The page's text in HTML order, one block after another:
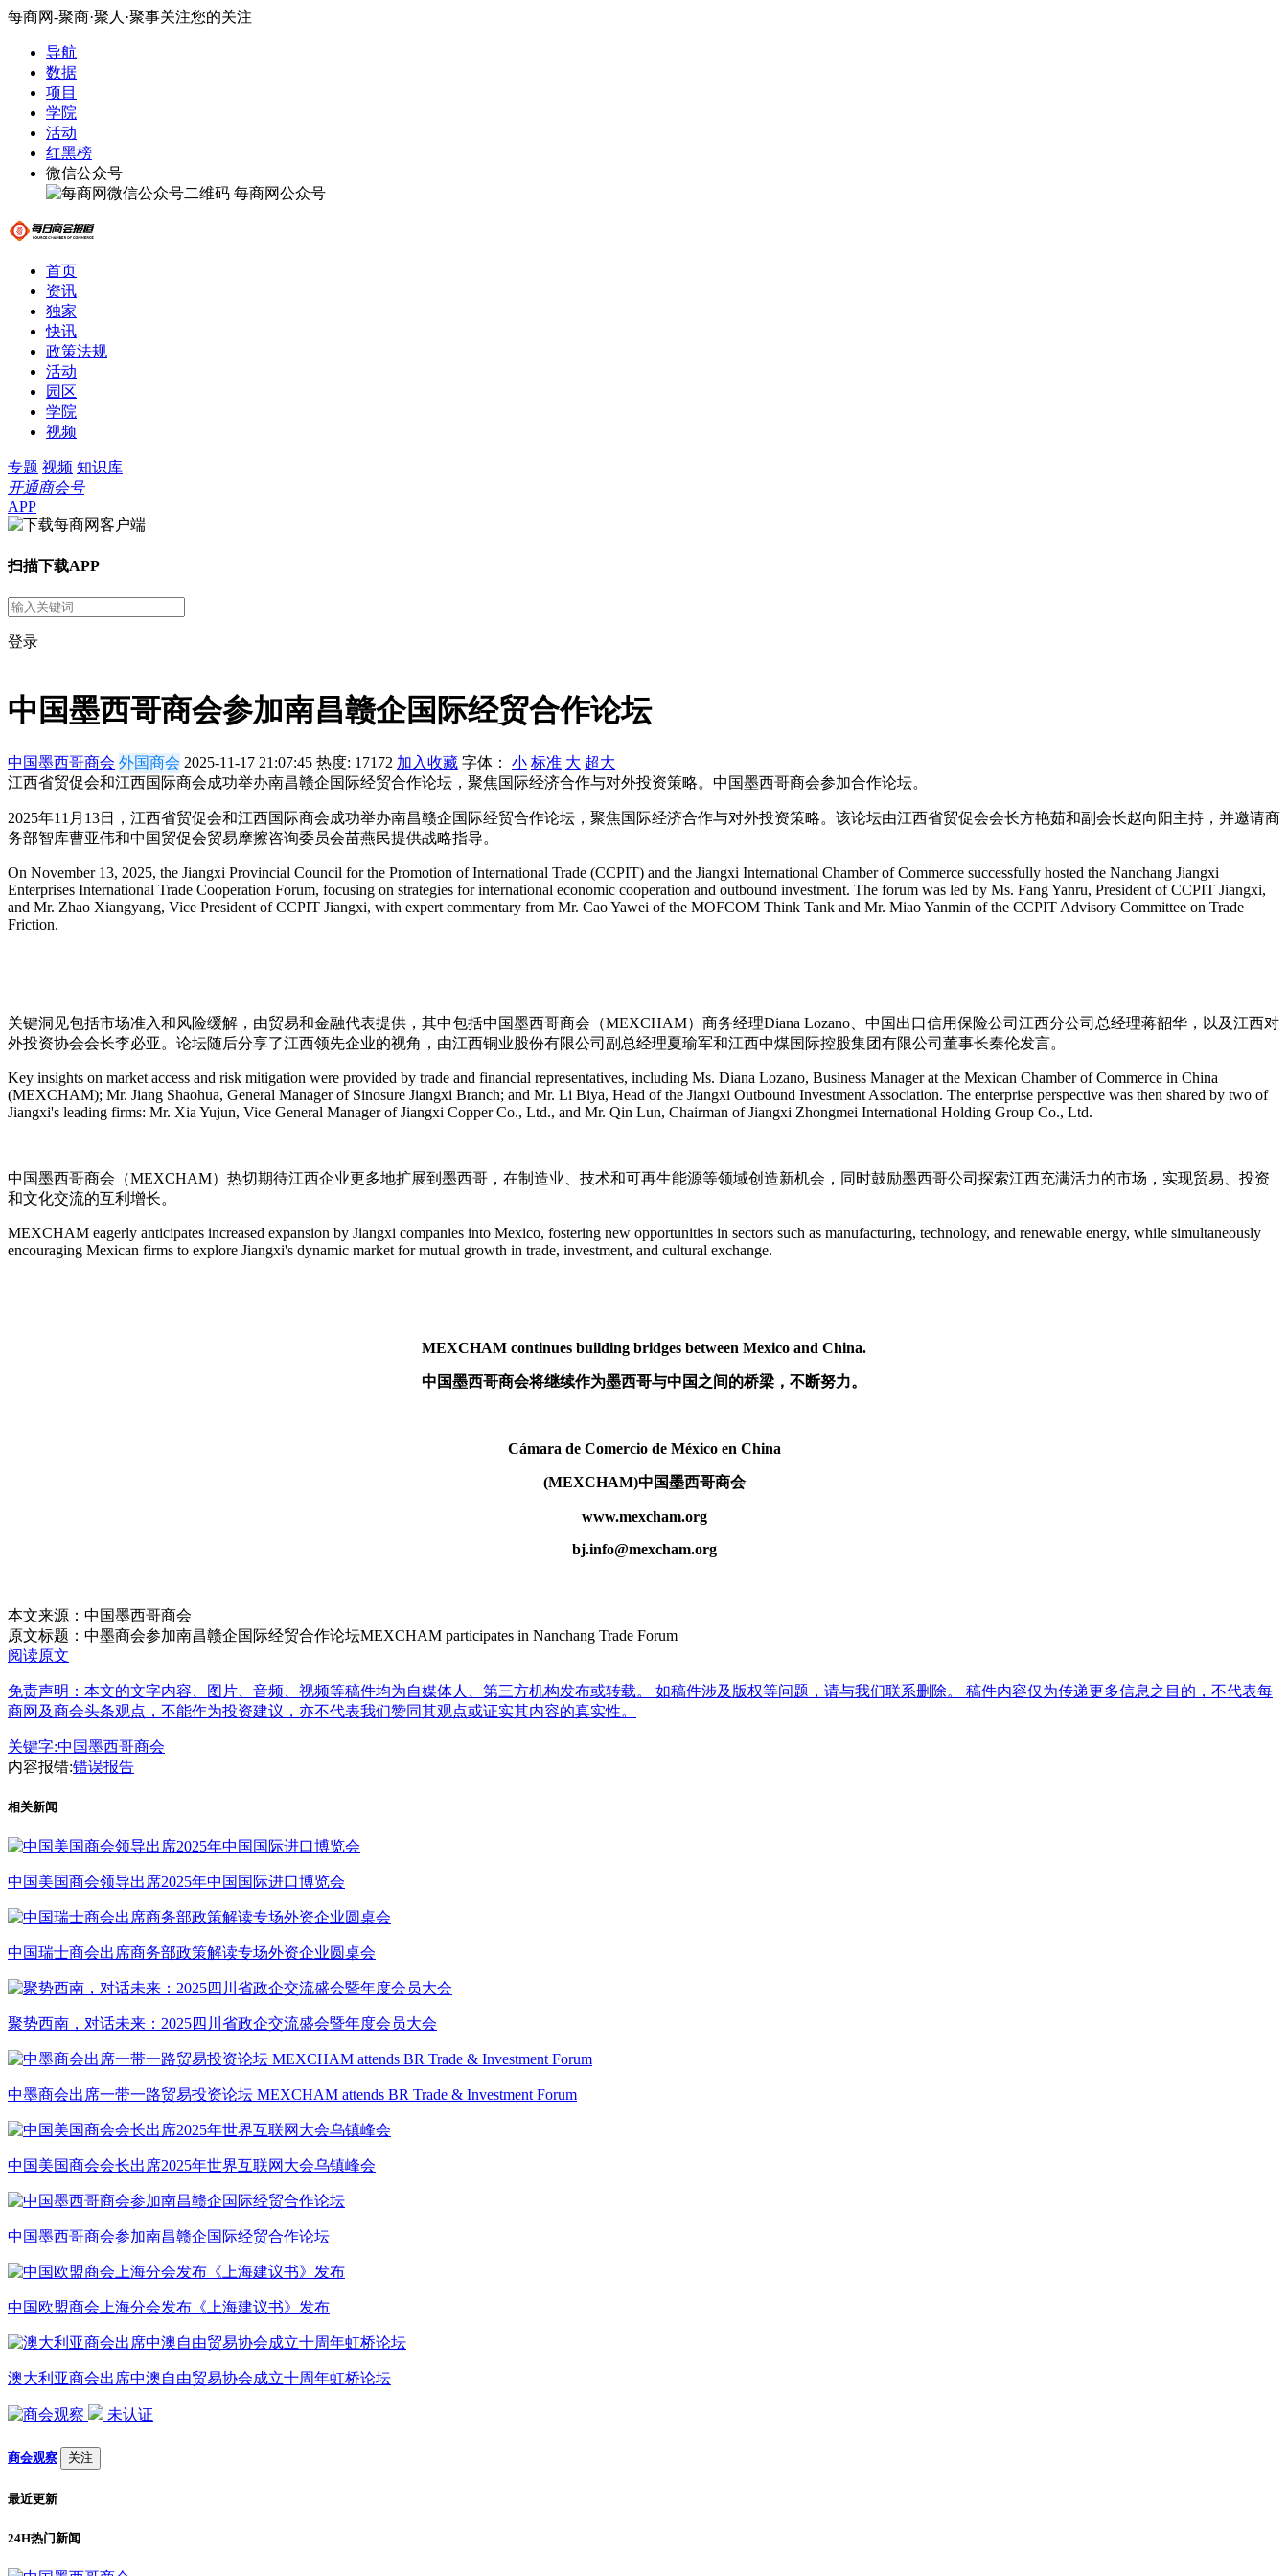
每商网-聚商·聚人·聚事关注您的关注
导航
数据
项目
学院
活动
红黑榜
微信公众号
每商网公众号
首页
资讯
独家
快讯
政策法规
活动
园区
学院
视频
专题 视频 知识库
开通商会号
APP
扫描下载APP
登录
中国墨西哥商会参加南昌赣企国际经贸合作论坛
中国墨西哥商会 外国商会 2025-11-17 21:07:45 热度: 17172 加入收藏 字体： 小 标准 大 超大
江西省贸促会和江西国际商会成功举办南昌赣企国际经贸合作论坛，聚焦国际经济合作与对外投资策略。中国墨西哥商会参加合作论坛。
2025年11月13日，江西省贸促会和江西国际商会成功举办南昌赣企国际经贸合作论坛，聚焦国际经济合作与对外投资策略。该论坛由江西省贸促会会长方艳茹和副会长赵向阳主持，并邀请商
务部智库曹亚伟和中国贸促会贸易摩擦咨询委员会苗燕民提供战略指导。
On November 13, 2025, the Jiangxi Provincial Council for the Promotion of International Trade (CCPIT) and the Jiangxi International Chamber of Commerce successfully hosted the Nanchang Jiangxi
Enterprises International Trade Cooperation Forum, focusing on strategies for international economic cooperation and outbound investment. The forum was led by Ms. Fang Yanru, President of CCPIT Jiangxi,
and Mr. Zhao Xiangyang, Vice President of CCPIT Jiangxi, with expert commentary from Mr. Cao Yawei of the MOFCOM Think Tank and Mr. Miao Yanmin of the CCPIT Advisory Committee on Trade
Friction.
关键洞见包括市场准入和风险缓解，由贸易和金融代表提供，其中包括中国墨西哥商会（MEXCHAM）商务经理Diana Lozano、中国出口信用保险公司江西分公司总经理蒋韶华，以及江西对
外投资协会会长李必亚。论坛随后分享了江西领先企业的视角，由江西铜业股份有限公司副总经理夏瑜军和江西中煤国际控股集团有限公司董事长秦伦发言。
Key insights on market access and risk mitigation were provided by trade and financial representatives, including Ms. Diana Lozano, Business Manager at the Mexican Chamber of Commerce in China
(MEXCHAM); Mr. Jiang Shaohua, General Manager of Sinosure Jiangxi Branch; and Mr. Li Biya, Head of the Jiangxi Outbound Investment Association. The enterprise perspective was then shared by two of
Jiangxi's leading firms: Mr. Xia Yujun, Vice General Manager of Jiangxi Copper Co., Ltd., and Mr. Qin Lun, Chairman of Jiangxi Zhongmei International Holding Group Co., Ltd.
中国墨西哥商会（MEXCHAM）热切期待江西企业更多地扩展到墨西哥，在制造业、技术和可再生能源等领域创造新机会，同时鼓励墨西哥公司探索江西充满活力的市场，实现贸易、投资
和文化交流的互利增长。
MEXCHAM eagerly anticipates increased expansion by Jiangxi companies into Mexico, fostering new opportunities in sectors such as manufacturing, technology, and renewable energy, while simultaneously
encouraging Mexican firms to explore Jiangxi's dynamic market for mutual growth in trade, investment, and cultural exchange.
MEXCHAM continues building bridges between Mexico and China.
中国墨西哥商会将继续作为墨西哥与中国之间的桥梁，不断努力。
Cámara de Comercio de México en China
(MEXCHAM)中国墨西哥商会
www.mexcham.org
bj.info@mexcham.org
本文来源：中国墨西哥商会
原文标题： 中墨商会参加南昌赣企国际经贸合作论坛MEXCHAM participates in Nanchang Trade Forum
阅读原文
免责声明：本文的文字内容、图片、音频、视频等稿件均为自媒体人、第三方机构发布或转载。 如稿件涉及版权等问题，请与我们联系删除。 稿件内容仅为传递更多信息之目的，不代表每
商网及商会头条观点，不能作为投资建议，亦不代表我们赞同其观点或证实其内容的真实性。
关键字:中国墨西哥商会
内容报错:错误报告
相关新闻
中国美国商会领导出席2025年中国国际进口博览会
中国瑞士商会出席商务部政策解读专场外资企业圆桌会
聚势西南，对话未来：2025四川省政企交流盛会暨年度会员大会
中墨商会出席一带一路贸易投资论坛 MEXCHAM attends BR Trade & Investment Forum
中国美国商会会长出席2025年世界互联网大会乌镇峰会
中国墨西哥商会参加南昌赣企国际经贸合作论坛
中国欧盟商会上海分会发布《上海建议书》发布
澳大利亚商会出席中澳自由贸易协会成立十周年虹桥论坛
未认证
商会观察 关注
最近更新
24H热门新闻